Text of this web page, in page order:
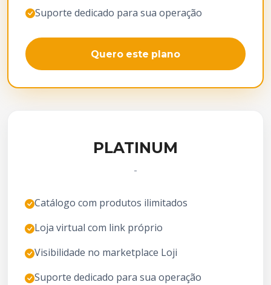
Suporte dedicado para sua operação
Quero este plano
PLATINUM
-
Catálogo com produtos ilimitados
Loja virtual com link próprio
Visibilidade no marketplace Loji
Suporte dedicado para sua operação